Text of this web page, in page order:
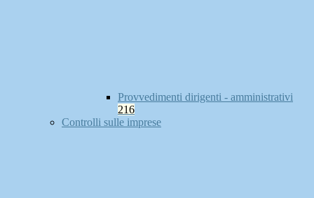
Provvedimenti dirigenti - amministrativi
216
Controlli sulle imprese